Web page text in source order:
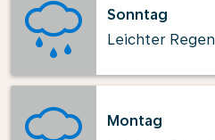
Sonntag
Leichter Regen
Montag